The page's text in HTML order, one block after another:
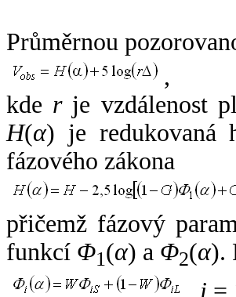
Průměrnou
,
kde rje vzdálenost
H(α) je redukovaná
fázového zákona
přičemž fázový
funkcí Φ1(α) a Φ2(α).
, i =